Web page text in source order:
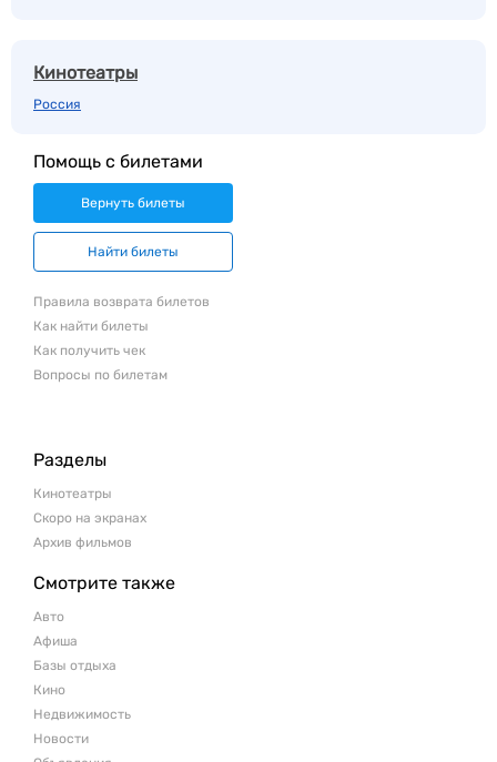
Кинотеатры
Россия
Помощь с билетами
Вернуть билеты
Найти билеты
Правила возврата билетов
Как найти билеты
Как получить чек
Вопросы по билетам
Разделы
Кинотеатры
Скоро на экранах
Архив фильмов
Смотрите также
Авто
Афиша
Базы отдыха
Кино
Недвижимость
Новости